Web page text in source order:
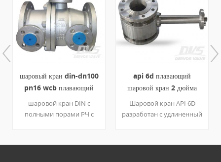
шаровый кран din-dn100
pn16 wcb плавающий
шаровой нагревательный
кожух
шаровой кран DIN с
полными порами РЧ с
антистатический рычаг
api 6d плавающий
шаровой кран 2 дюйма
600 фунтов расширенный
шток a105
Шаровой кран API 6D
разработан с удлиненный
например, подземный